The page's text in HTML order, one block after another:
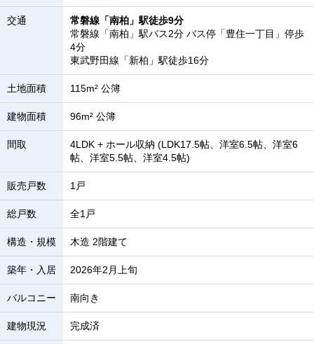
交通
常磐線「南柏」駅徒歩9分
常磐線「南柏」駅バス2分 バス停「豊住一丁目」停歩
4分
東武野田線「新柏」駅徒歩16分
土地面積 115m² 公簿
建物面積 96m² 公簿
間取
4LDK + ホール収納 (LDK17.5帖、洋室6.5帖、洋室6
帖、洋室5.5帖、洋室4.5帖)
販売戸数 1戸
総戸数 全1戸
構造・規模 木造 2階建て
築年・入居 2026年2月上旬
バルコニー 南向き
建物現況 完成済